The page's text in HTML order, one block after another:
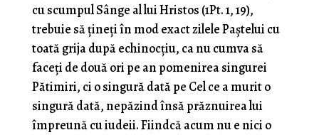
cu scumpul Sânge al lui Hristos (1Pt. 1, 19),
trebuie să țineți în mod exact zilele Paștelui cu
toată grija după echinocțiu, ca nu cumva să
faceți de două ori pe an pomenirea singurei
Pătimiri, ci o singură dată pe Cel ce a murit o
singură dată, nepăzind însă prăznuirea lui
împreună cu iudeii. Fiindcă acum nu e nici o